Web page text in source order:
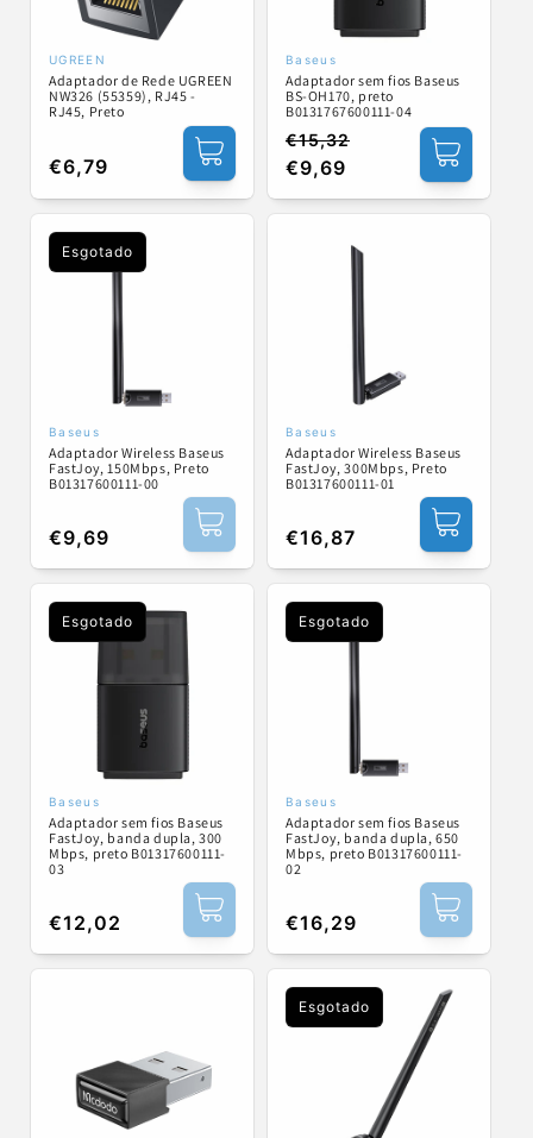
Fornecedor:
UGREEN
Adaptador de Rede UGREEN
NW326 (55359), RJ45 -
RJ45, Preto
Preço
normal
€6,79
Fornecedor:
Baseus
Adaptador sem fios Baseus
BS-OH170, preto
B0131767600111-04
Preço
normal
€15,32
Preço
saldo
€9,69
Esgotado
Fornecedor:
Baseus
Adaptador Wireless Baseus
FastJoy, 150Mbps, Preto
B01317600111-00
Preço
normal
€9,69
Fornecedor:
Baseus
Adaptador Wireless Baseus
FastJoy, 300Mbps, Preto
B01317600111-01
Preço
normal
€16,87
Esgotado
Fornecedor:
Baseus
Adaptador sem fios Baseus
FastJoy, banda dupla, 300
Mbps, preto B01317600111-
03
Preço
normal
€12,02
Esgotado
Fornecedor:
Baseus
Adaptador sem fios Baseus
FastJoy, banda dupla, 650
Mbps, preto B01317600111-
02
Preço
normal
€16,29
Esgotado